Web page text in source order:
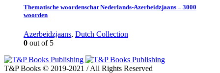
Thematische woordenschat Nederlands-Azerbeidzjaans – 3000
woorden
Azerbeidzjaans, Dutch Collection
0 out of 5
T&P Books © 2019-2021 / All Rights Reserved